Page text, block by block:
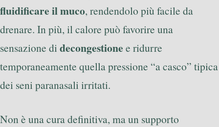
fluidificare il muco, rendendolo più facile da
drenare. In più, il calore può favorire una
sensazione didecongestione e ridurre
temporaneamente quella pressione “a casco” tipica
dei seni paranasali irritati.
Non è una cura definitiva, ma un supporto